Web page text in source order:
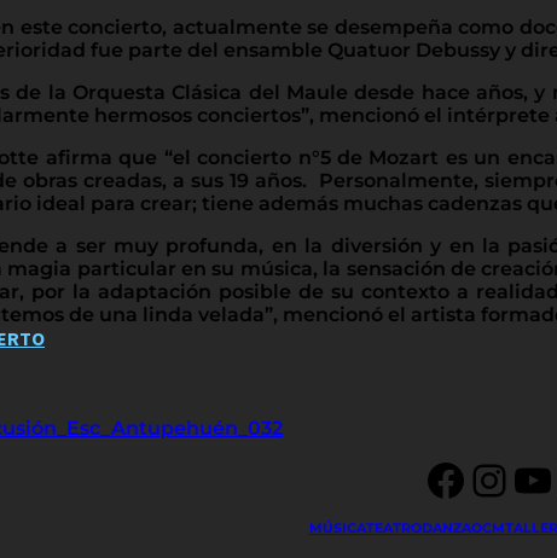
este concierto, actualmente se desempeña como
fue parte del ensamble Quatuor Debussy y
de la Orquesta Clásica del Maule desde hace
hermosos conciertos”, mencionó el
afirma que “el concierto n°5 de Mozart es un
obras creadas, a sus 19 años. Personalmente,
ideal para crear; tiene además muchas cadenzas
a ser muy profunda, en la diversión y en la
particular en su música, la sensación de
por la adaptación posible de su contexto a
de una linda velada”, mencionó el artista
MÚSICATEATRODANZAOCM